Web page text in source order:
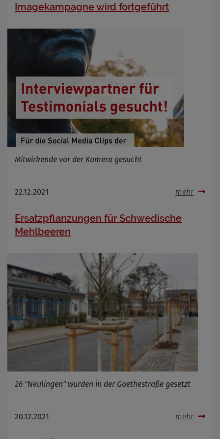
Imagekampagne wird fortgeführt
Mitwirkende vor der Kamera gesucht
22.12.2021 mehr
Ersatzpflanzungen für Schwedische
Mehlbeeren
26 "Neulingen" wurden in der Goethestraße gesetzt
20.12.2021 mehr